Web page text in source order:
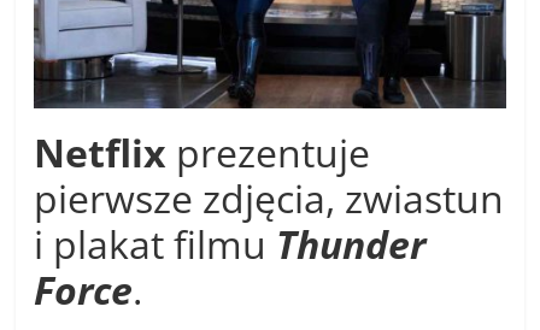
Netflix prezentuje
pierwsze zdjęcia, zwiastun
i plakat filmu Thunder
Force.